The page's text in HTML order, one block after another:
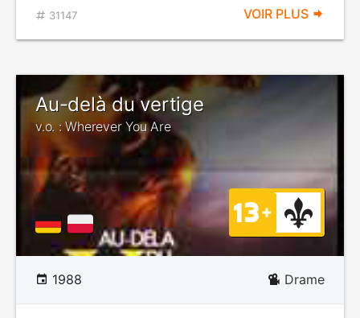
31147 VOIR PLUS
Au-delà du vertige
v.o. : Wherever You Are
1988 Drame